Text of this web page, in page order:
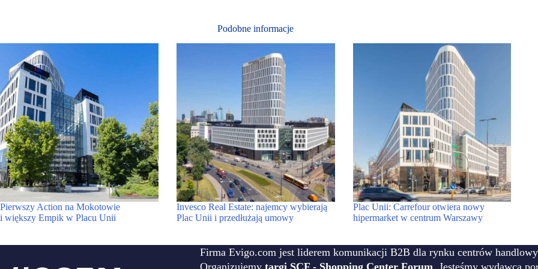
Podobne informacje
Pierwszy Action na Mokotowie
i większy Empik w Placu Unii
Invesco Real Estate: najemcy wybierają
Plac Unii i przedłużają umowy
Plac Unii: Carrefour otwiera nowy
hipermarket w centrum Warszawy
Firma Evigo.com jest liderem komunikacji B2B dla rynku centrów
Organizujemy targi SCF - Shopping Center Forum . Jesteśmy wydawcą